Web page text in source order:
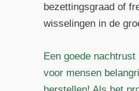
bezettingsgraad of
wisselingen in de
Een goede
voor mensen